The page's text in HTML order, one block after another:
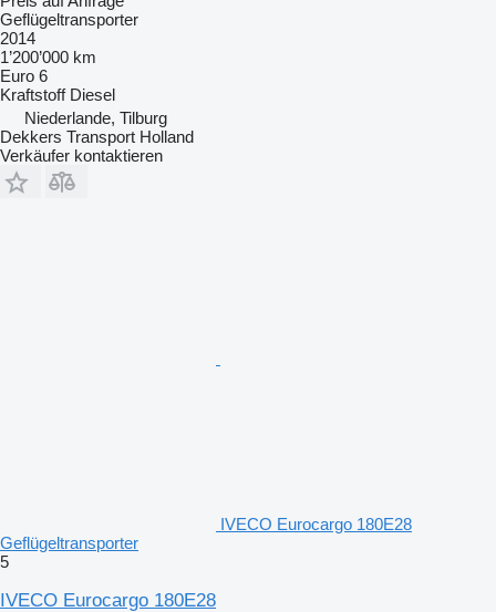
Geflügeltransporter
2014
1’200’000 km
Euro 6
Kraftstoff Diesel
Niederlande, Tilburg
Dekkers Transport Holland
Verkäufer kontaktieren
IVECO Eurocargo 180E28
Geflügeltransporter
5
IVECO Eurocargo 180E28